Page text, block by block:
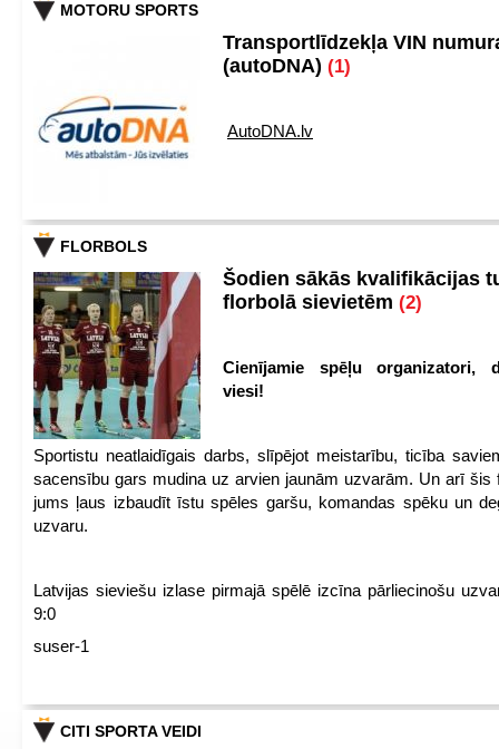
MOTORU SPORTS
Transportlīdzekļa VIN
(autoDNA) (1)
AutoDNA.lv
FLORBOLS
Šodien sākās kvalifikācijas
florbolā sievietēm (2)
Cienījamie spēļu organizatori,
viesi!
Sportistu neatlaidīgais darbs, slīpējot meistarību, ticība
sacensību gars mudina uz arvien jaunām uzvarām. Un arī šis
jums ļaus izbaudīt īstu spēles garšu, komandas spēku un
uzvaru.
Latvijas sieviešu izlase pirmajā spēlē izcīna pārliecinošu
9:0
suser-1
CITI SPORTA VEIDI